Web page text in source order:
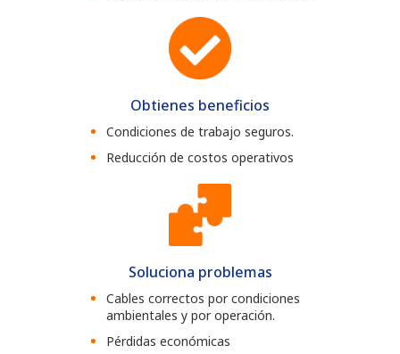
Obtienes beneficios
Condiciones de trabajo seguros.
Reducción de costos operativos
Soluciona problemas
Cables correctos por condiciones
ambientales y por operación.
Pérdidas económicas